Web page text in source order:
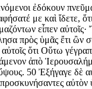
ἐδόκουν
με καὶ
εἶπεν
πρὸς ὑμᾶς ἔτι ὢν
ὅτι Οὕτω
ἀπὸ
50 Ἐξήγαγε δὲ